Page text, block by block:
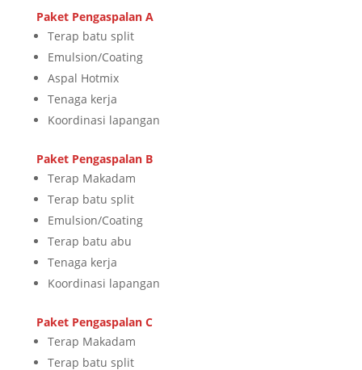
Paket Pengaspalan A
Terap batu split
Emulsion/Coating
Aspal Hotmix
Tenaga kerja
Koordinasi lapangan
Paket Pengaspalan B
Terap Makadam
Terap batu split
Emulsion/Coating
Terap batu abu
Tenaga kerja
Koordinasi lapangan
Paket Pengaspalan C
Terap Makadam
Terap batu split